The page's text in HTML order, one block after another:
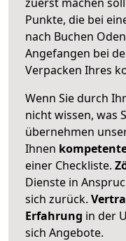
Punkte, die bei
nach Buchen
Angefangen bei
Verpacken Ihres
Wenn Sie durch
nicht wissen, was
übernehmen
Ihnen
einer Checkliste.
Dienste in
sich zurück.
Erfahrung in der
sich Angebote.